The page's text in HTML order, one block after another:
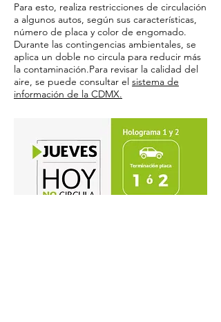
Para esto, realiza restricciones de circulación
a algunos autos, según sus características,
número de placa y color de engomado.
Durante las contingencias ambientales, se
aplica un doble no circula para reducir más
la contaminación.Para revisar la calidad del
aire, se puede consultar el sistema de
información de la CDMX.